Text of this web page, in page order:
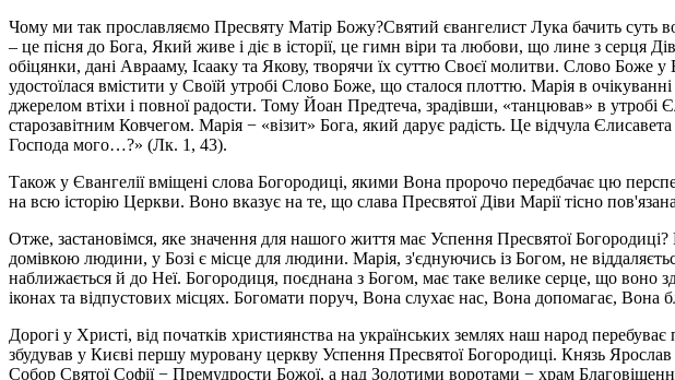
Чому ми так прославляємо Пресвяту Матір Божу?Святий євангелист Лука бачить
– це пісня до Бога, Який живе і діє в історії, це гимн віри та любови, що лине з серця
обіцянки, дані Аврааму, Ісааку та Якову, творячи їх суттю Своєї молитви. Слово Боже у
удостоїлася вмістити у Своїй утробі Слово Боже, що сталося плоттю. Марія в
джерелом втіхи і повної радости. Тому Йоан Предтеча, зрадівши, «танцював» в утробі
старозавітним Ковчегом. Марія − «візит» Бога, який дарує радість. Це відчула
Господа мого…?» (Лк. 1, 43).
Також у Євангелії вміщені слова Богородиці, якими Вона пророчо передбачає цю
на всю історію Церкви. Воно вказує на те, що слава Пресвятої Діви Марії тісно
Отже, застановімся, яке значення для нашого життя має Успення Пресвятої
домівкою людини, у Бозі є місце для людини. Марія, з'єднуючись із Богом, не
наближається й до Неї. Богородиця, поєднана з Богом, має таке велике серце, що воно
іконах та відпустових місцях. Богомати поруч, Вона слухає нас, Вона допомагає, Вона
Дорогі у Христі, від початків християнства на українських землях наш народ
збудував у Києві першу муровану церкву Успення Пресвятої Богородиці. Князь
Собор Святої Софії − Премудрости Божої, а над Золотими воротами − храм